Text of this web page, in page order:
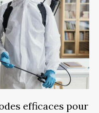
efficaces pour